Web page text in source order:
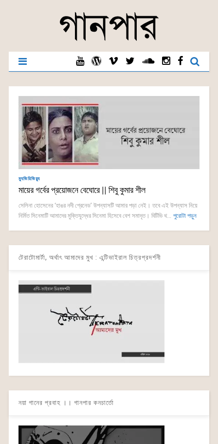
ম্যুভিরিভিয়্যু
মায়ের গর্বের প্রয়োজনে বেঘোরে || শিবু কুমার শীল
সেলিনা হোসেনের ‘হাঙর নদী গ্রেনেড’ উপন্যাসটি আমার পড়া নেই। তবে এই উপন্যাস নিয়ে
নির্মিত সিনেমাটি আমাদের মুক্তিযুদ্ধের সিনেমা হিসেবে বেশ সমাদৃত। বিটিভি থ... পুরোটা পড়ুন
টেরাটোমার্টা, অর্থাৎ আমাদের মুখ : এন্টিভাইরাল চিত্রপ্রদর্শনী
নয়া গানের প্রবাহ ।। গানপার কনচার্তো